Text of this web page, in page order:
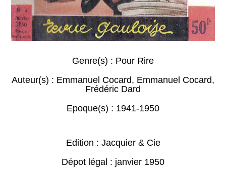
Genre(s) : Pour Rire
Auteur(s) : Emmanuel Cocard, Emmanuel Cocard,
Frédéric Dard
Epoque(s) : 1941-1950
Edition : Jacquier & Cie
Dépot légal : janvier 1950